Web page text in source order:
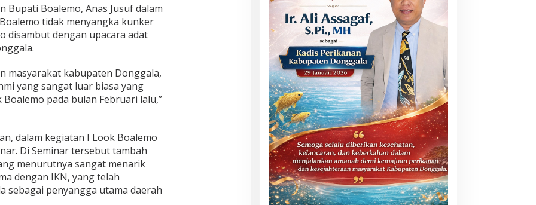
Bupati Boalemo, Anas Jusuf dalam
tidak menyangka kunker
disambut dengan upacara adat
masyarakat kabupaten Donggala,
yang sangat luar biasa yang
pada bulan Februari lalu,”
dalam kegiatan I Look Boalemo
Di Seminar tersebut tambah
menurutnya sangat menarik
dengan IKN, yang telah
sebagai penyangga utama daerah